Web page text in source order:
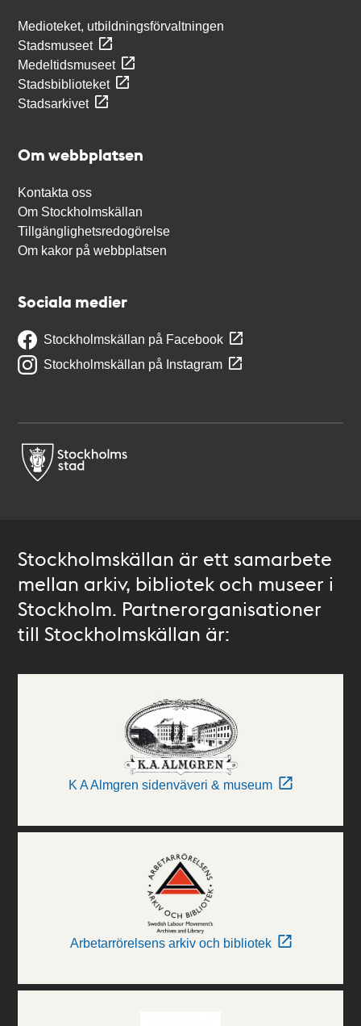
Medioteket, utbildningsförvaltningen
Stadsmuseet
Medeltidsmuseet
Stadsbiblioteket
Stadsarkivet
Om webbplatsen
Kontakta oss
Om Stockholmskällan
Tillgänglighetsredogörelse
Om kakor på webbplatsen
Sociala medier
Stockholmskällan på Facebook
Stockholmskällan på Instagram
Stockholmskällan är ett samarbete
mellan arkiv, bibliotek och museer i
Stockholm. Partnerorganisationer
till Stockholmskällan är:
K A Almgren sidenväveri & museum
Arbetarrörelsens arkiv och bibliotek